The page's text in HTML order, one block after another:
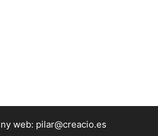
web: pilar@creacio.es